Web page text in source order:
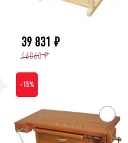
39 831 ₽
46860 ₽
-15%